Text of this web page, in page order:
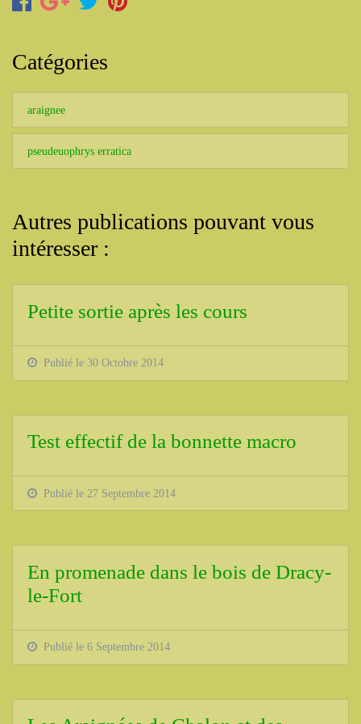
Catégories
araignee
pseudeuophrys erratica
Autres publications pouvant vous
intéresser :
Petite sortie après les cours
Publié le 30 Octobre 2014
Test effectif de la bonnette macro
Publié le 27 Septembre 2014
En promenade dans le bois de Dracy-
le-Fort
Publié le 6 Septembre 2014